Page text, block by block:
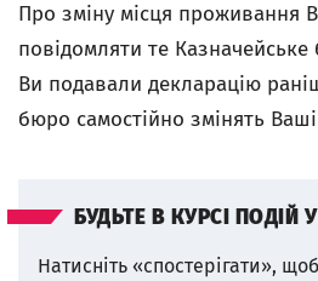
Про зміну місця проживання
повідомляти те
Ви подавали декларацію
бюро самостійно змінять Ваші
БУДЬТЕ В КУРСІ ПОДІЙ
Натисніть «спостерігати»,